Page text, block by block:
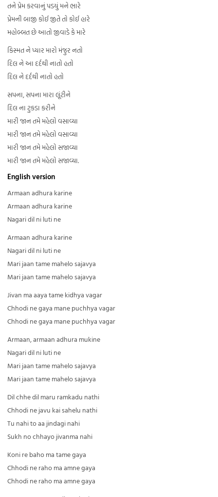
તને પ્રેમ કરવાનું પડયું મને ભારે
પ્રેમની બાજી કોઈ જીતે તો કોઈ હારે
મહોબ્બત છે આતો જીવાડે કે મારે
કિસ્મત ને પ્યાર મારો મંજુર નતો
દિલ ને આ દર્દથી નાતો હતો
દિલ ને દર્દથી નાતો હતો
સપના, સપના મારા લૂંટીને
દિલ ના ટુકડા કરીને
મારી જાન તમે મહેલો વસાવ્યા
મારી જાન તમે મહેલો વસાવ્યા
મારી જાન તમે મહેલો સજાવ્યા
મારી જાન તમે મહેલો સજાવ્યા.
English version
Armaan adhura karine
Armaan adhura karine
Nagari dil ni luti ne
Armaan adhura karine
Nagari dil ni luti ne
Mari jaan tame mahelo sajavya
Mari jaan tame mahelo sajavya
Jivan ma aaya tame kidhya vagar
Chhodi ne gaya mane puchhya vagar
Chhodi ne gaya mane puchhya vagar
Armaan, armaan adhura mukine
Nagari dil ni luti ne
Mari jaan tame mahelo sajavya
Mari jaan tame mahelo sajavya
Dil chhe dil maru ramkadu nathi
Chhodi ne javu kai sahelu nathi
Tu nahi to aa jindagi nahi
Sukh no chhayo jivanma nahi
Koni re baho ma tame gaya
Chhodi ne raho ma amne gaya
Chhodi ne raho ma amne gaya